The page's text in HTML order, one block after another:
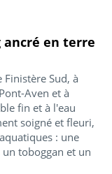
ancré en terre
Sud, à
Aven et à
fin et à l'eau
soigné et fleuri,
: une
toboggan et un